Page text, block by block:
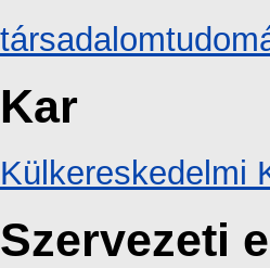
Kar
Külkereskedelmi
Szervezeti